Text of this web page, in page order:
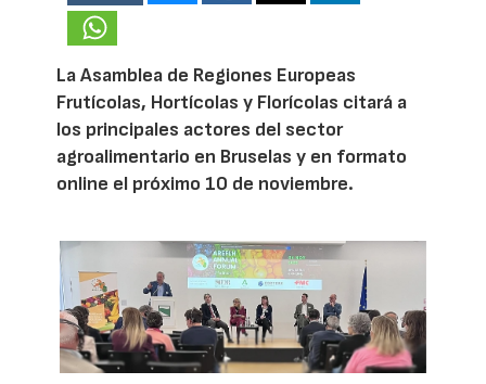
La Asamblea de Regiones Europeas
Frutícolas, Hortícolas y Florícolas citará a
los principales actores del sector
agroalimentario en Bruselas y en formato
online el próximo 10 de noviembre.